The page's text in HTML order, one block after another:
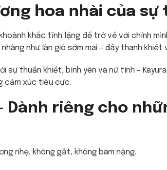
hoa nhài của
khắc tĩnh lặng để trở về với chính
như làn gió sớm mai – đầy thanh khiết
sự thuần khiết, bình yên và nữ tính –
cảm xúc tiêu cực.
Dành riêng cho
nhẹ, không gắt, không bám nặng.